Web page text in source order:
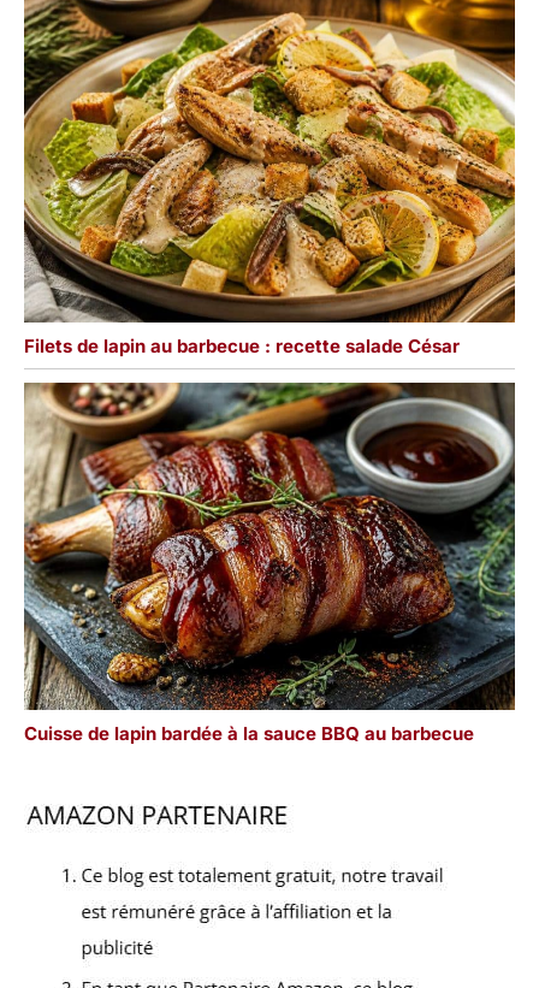
Filets de lapin au barbecue : recette salade César
Cuisse de lapin bardée à la sauce BBQ au barbecue